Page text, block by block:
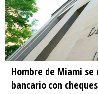
Hombre de Miami
bancario con